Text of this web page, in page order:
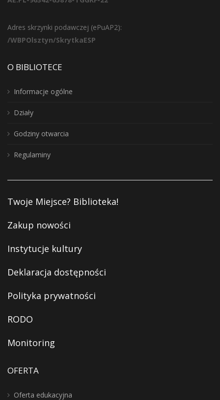
Adres skrzynki podawczej (ePuAP2):
/WBPOlsztyn/SkrytkaESP
O BIBLIOTECE
Informacje ogólne
Działy
Godziny otwarcia
Regulaminy
Twoje Miejsce? Biblioteka!
Zakup nowości
Instytucje kultury
Deklaracja dostępności
Polityka prywatności
RODO
Monitoring
OFERTA
Oferta edukacyjna